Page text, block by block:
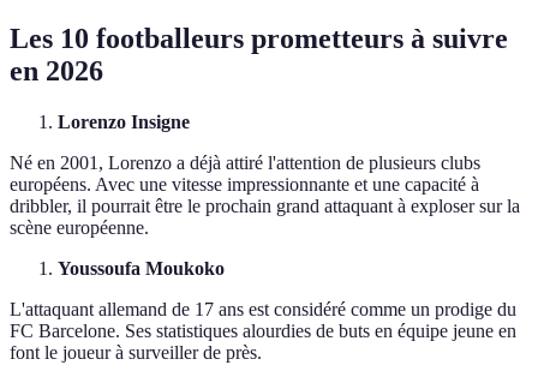
Les 10 footballeurs prometteurs à suivre
en 2026
Lorenzo Insigne
Né en 2001, Lorenzo a déjà attiré l'attention de plusieurs clubs
européens. Avec une vitesse impressionnante et une capacité à
dribbler, il pourrait être le prochain grand attaquant à exploser sur la
scène européenne.
Youssoufa Moukoko
L'attaquant allemand de 17 ans est considéré comme un prodige du
FC Barcelone. Ses statistiques alourdies de buts en équipe jeune en
font le joueur à surveiller de près.